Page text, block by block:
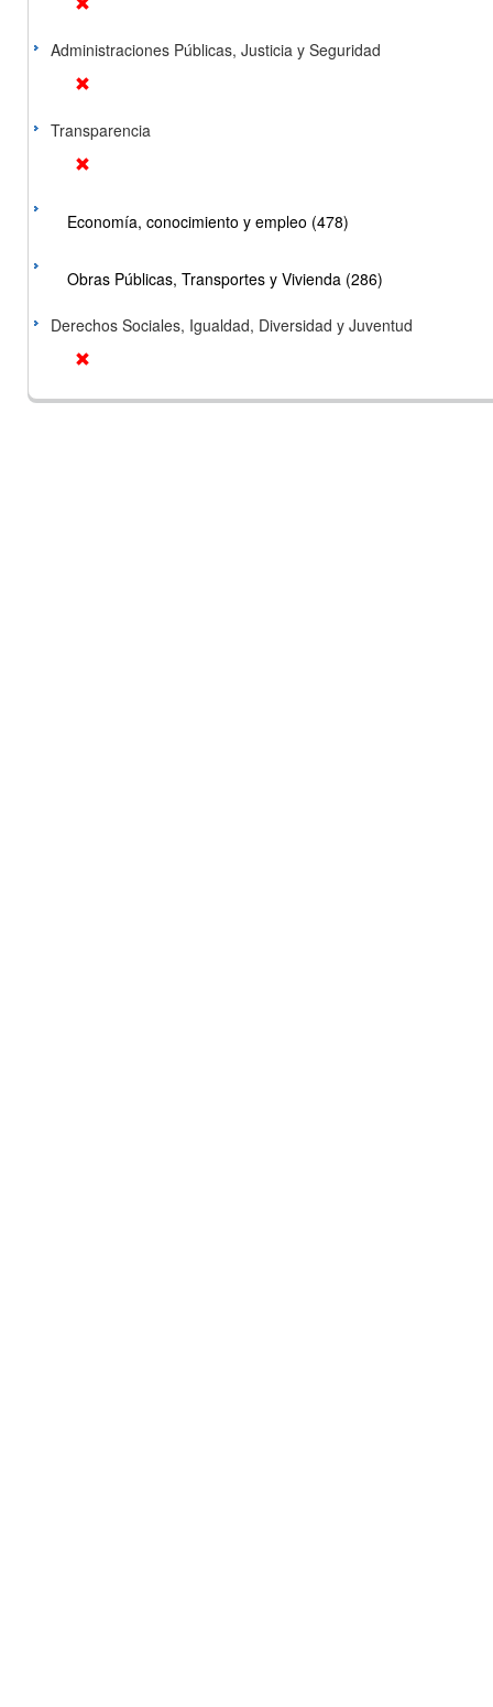
Administraciones Públicas, Justicia y Seguridad
Transparencia
Economía, conocimiento y empleo (478)
Obras Públicas, Transportes y Vivienda (286)
Derechos Sociales, Igualdad, Diversidad y Juventud